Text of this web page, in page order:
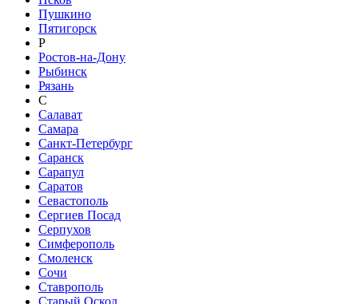
Пушкино
Пятигорск
Р
Ростов-на-Дону
Рыбинск
Рязань
С
Салават
Самара
Санкт-Петербург
Саранск
Сарапул
Саратов
Севастополь
Сергиев Посад
Серпухов
Симферополь
Смоленск
Сочи
Ставрополь
Старый Оскол